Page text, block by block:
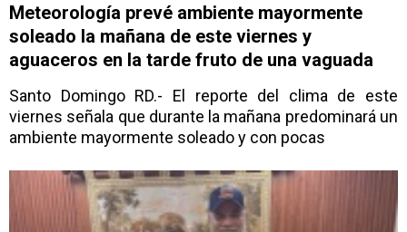
Meteorología prevé ambiente mayormente
soleado la mañana de este viernes y
aguaceros en la tarde fruto de una vaguada
Santo Domingo RD.- El reporte del clima de este
viernes señala que durante la mañana predominará un
ambiente mayormente soleado y con pocas